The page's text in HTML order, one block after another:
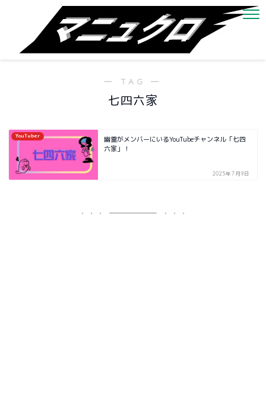
― TAG ―
七四六家
YouTuber
幽霊がメンバーにいるYouTubeチャンネル「七四
六家」！
2025年7月9日